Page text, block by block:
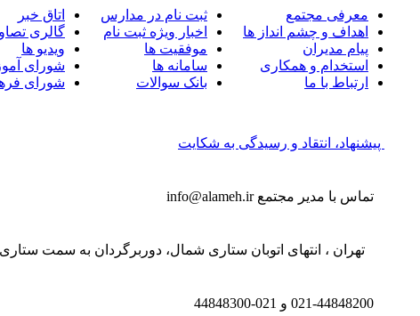
معرفی مجتمع
اهداف و چشم انداز ها
پیام مدیران
استخدام و همکاری
ارتباط با ما
ثبت نام در مدارس
اخبار ویژه ثبت نام
موفقیت ها
سامانه ها
بانک سوالات
اتاق خبر
گالری
ویدیو ها
شورای
شورای
پیشنهاد، انتقاد و رسیدگی به شکایت
تماس با مدیر مجتمعinfo@alameh.ir
تهران ، انتهای اتوبان ستاری شمال، دوربرگردان به سمت ستاری
021-44848200 و 021-44848300